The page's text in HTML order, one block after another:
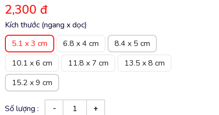
2,300 đ
Kích thước (ngang x dọc)
5.1 x 3 cm
6.8 x 4 cm
8.4 x 5 cm
10.1 x 6 cm
11.8 x 7 cm
13.5 x 8 cm
15.2 x 9 cm
Số lượng :